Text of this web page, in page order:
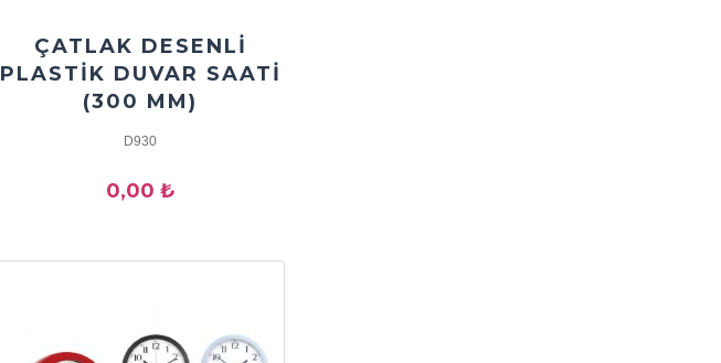
ÇATLAK DESENLİ
PLASTİK DUVAR SAATİ
(300 MM)
D930
0,00 ₺